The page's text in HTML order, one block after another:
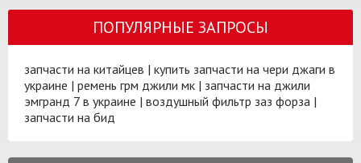
ПОПУЛЯРНЫЕ ЗАПРОСЫ
запчасти на китайцев | купить запчасти на чери джаги в
украине | ремень грм джили мк | запчасти на джили
эмгранд 7 в украине | воздушный фильтр заз форза |
запчасти на бид